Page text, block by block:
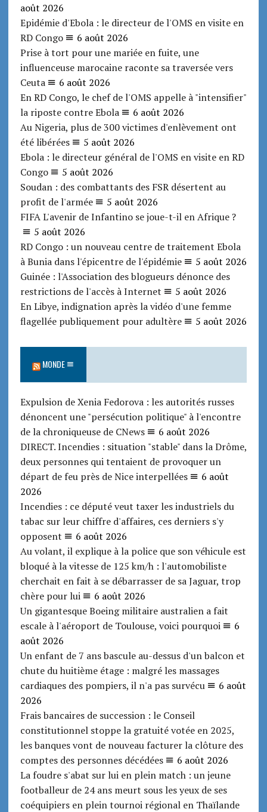
août 2026
Epidémie d'Ebola : le directeur de l'OMS en visite en
RD Congo
6 août 2026
Prise à tort pour une mariée en fuite, une
influenceuse marocaine raconte sa traversée vers
Ceuta
6 août 2026
En RD Congo, le chef de l'OMS appelle à "intensifier"
la riposte contre Ebola
6 août 2026
Au Nigeria, plus de 300 victimes d'enlèvement ont
été libérées
5 août 2026
Ebola : le directeur général de l'OMS en visite en RD
Congo
5 août 2026
Soudan : des combattants des FSR désertent au
profit de l'armée
5 août 2026
FIFA L'avenir de Infantino se joue-t-il en Afrique ?
5 août 2026
RD Congo : un nouveau centre de traitement Ebola
à Bunia dans l'épicentre de l'épidémie
5 août 2026
Guinée : l'Association des blogueurs dénonce des
restrictions de l'accès à Internet
5 août 2026
En Libye, indignation après la vidéo d'une femme
flagellée publiquement pour adultère
5 août 2026
MONDE
Expulsion de Xenia Fedorova : les autorités russes
dénoncent une "persécution politique" à l'encontre
de la chroniqueuse de CNews
6 août 2026
DIRECT. Incendies : situation "stable" dans la Drôme,
deux personnes qui tentaient de provoquer un
départ de feu près de Nice interpellées
6 août
2026
Incendies : ce député veut taxer les industriels du
tabac sur leur chiffre d'affaires, ces derniers s'y
opposent
6 août 2026
Au volant, il explique à la police que son véhicule est
bloqué à la vitesse de 125 km/h : l'automobiliste
cherchait en fait à se débarrasser de sa Jaguar, trop
chère pour lui
6 août 2026
Un gigantesque Boeing militaire australien a fait
escale à l'aéroport de Toulouse, voici pourquoi
6
août 2026
Un enfant de 7 ans bascule au-dessus d'un balcon et
chute du huitième étage : malgré les massages
cardiaques des pompiers, il n'a pas survécu
6 août
2026
Frais bancaires de succession : le Conseil
constitutionnel stoppe la gratuité votée en 2025,
les banques vont de nouveau facturer la clôture des
comptes des personnes décédées
6 août 2026
La foudre s'abat sur lui en plein match : un jeune
footballeur de 24 ans meurt sous les yeux de ses
coéquipiers en plein tournoi régional en Thaïlande